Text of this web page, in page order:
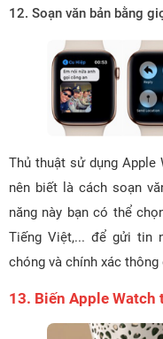
12. Soạn văn bản bằng
Thủ thuật sử dụng
nên biết là cách soạn
năng này bạn có thể
Tiếng Việt,... để gửi tin
chóng và chính xác
13. Biến Apple